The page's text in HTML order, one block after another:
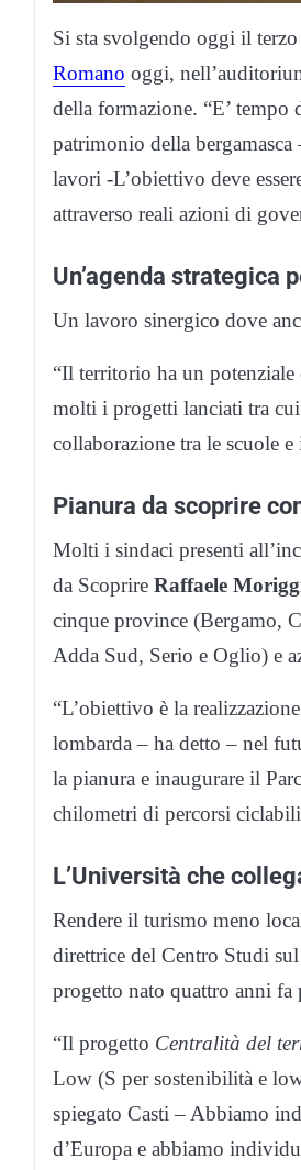
Si sta svolgendo oggi il
Romano oggi,
della formazione. “E’ tempo
patrimonio della
lavori -L’obiettivo deve
attraverso reali azioni di
Un’agenda strategica
Un lavoro sinergico dove
“Il territorio ha un
molti i progetti lanciati tra
collaborazione tra le scuole
Pianura da scoprire
Molti i sindaci presenti
da Scoprire Raffaele
cinque province (Bergamo,
Adda Sud, Serio e Oglio) e
“L’obiettivo è la
lombarda – ha detto – nel
la pianura e inaugurare il
chilometri di percorsi
L’Università che
Rendere il turismo meno
direttrice del Centro Studi
progetto nato quattro anni fa
“Il progetto Centralità del
Low (S per sostenibilità e
spiegato Casti – Abbiamo
d’Europa e abbiamo